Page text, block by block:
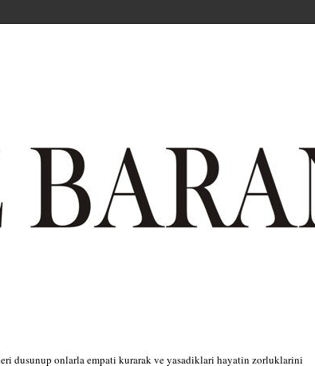
dusunup onlarla empati kurarak ve yasadiklari hayatin zorluklarini